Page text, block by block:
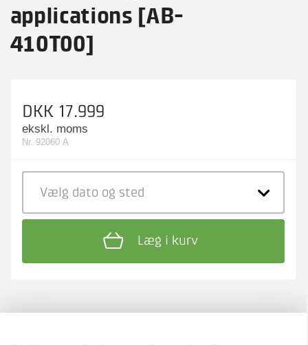
applications [AB-
410T00]
DKK 17.999
ekskl. moms
Nr. 92060 A
Vælg dato og sted
Læg i kurv